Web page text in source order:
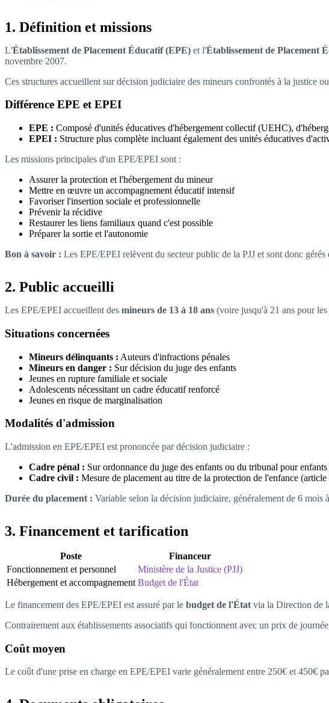
1. Définition et missions
L'Établissement de Placement Éducatif (EPE) et l'Établissement de Placement
novembre 2007.
Ces structures accueillent sur décision judiciaire des mineurs confrontés à la justice
Différence EPE et EPEI
EPE : Composé d'unités éducatives d'hébergement collectif (UEHC),
EPEI : Structure plus complète incluant également des unités éducatives
Les missions principales d'un EPE/EPEI sont :
Assurer la protection et l'hébergement du mineur
Mettre en œuvre un accompagnement éducatif intensif
Favoriser l'insertion sociale et professionnelle
Prévenir la récidive
Restaurer les liens familiaux quand c'est possible
Préparer la sortie et l'autonomie
Bon à savoir : Les EPE/EPEI relèvent du secteur public de la PJJ et sont donc
2. Public accueilli
Les EPE/EPEI accueillent des mineurs de 13 à 18 ans (voire jusqu'à 21 ans pour
Situations concernées
Mineurs délinquants : Auteurs d'infractions pénales
Mineurs en danger : Sur décision du juge des enfants
Jeunes en rupture familiale et sociale
Adolescents nécessitant un cadre éducatif renforcé
Jeunes en risque de marginalisation
Modalités d'admission
L'admission en EPE/EPEI est prononcée par décision judiciaire :
Cadre pénal : Sur ordonnance du juge des enfants ou du tribunal pour enfants
Cadre civil : Mesure de placement au titre de la protection de l'enfance
Durée du placement : Variable selon la décision judiciaire, généralement de 6
3. Financement et tarification
Poste
Financeur
Fonctionnement et personnel
Ministère de la Justice (PJJ)
Hébergement et accompagnement Budget de l'État
Le financement des EPE/EPEI est assuré par le budget de l'État via la Direction de
Contrairement aux établissements associatifs qui fonctionnent avec un prix de
Coût moyen
Le coût d'une prise en charge en EPE/EPEI varie généralement entre 250€ et 450€